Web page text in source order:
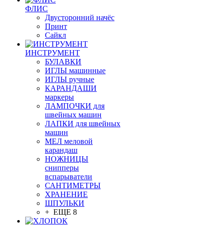
ФЛИС
Двусторонний начёс
Принт
Сайкл
ИНСТРУМЕНТ
БУЛАВКИ
ИГЛЫ машинные
ИГЛЫ ручные
КАРАНДАШИ
маркеры
ЛАМПОЧКИ для
швейных машин
ЛАПКИ для швейных
машин
МЕЛ меловой
карандаш
НОЖНИЦЫ
снипперы
вспарыватели
САНТИМЕТРЫ
ХРАНЕНИЕ
ШПУЛЬКИ
+ ЕЩЕ 8